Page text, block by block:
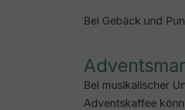
Bei Gebäck und
Bei musikalischer
Adventskaffee